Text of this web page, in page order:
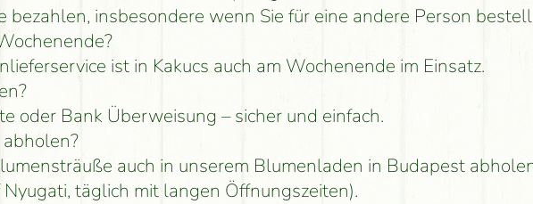
bezahlen, insbesondere wenn Sie für eine andere Person
ist in Kakucs auch am Wochenende im Einsatz.
oder Bank Überweisung – sicher und einfach.
auch in unserem Blumenladen in Budapest
täglich mit langen Öffnungszeiten).